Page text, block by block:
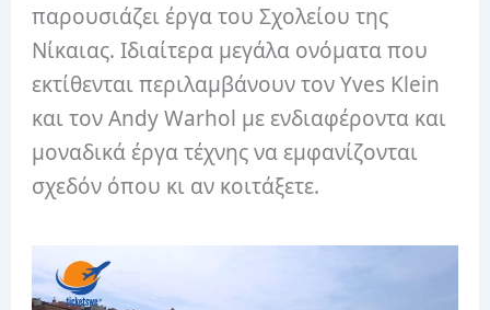
παρουσιάζει έργα του Σχολείου της
Νίκαιας. Ιδιαίτερα μεγάλα ονόματα που
εκτίθενται περιλαμβάνουν τον Yves Klein
και τον Andy Warhol με ενδιαφέροντα και
μοναδικά έργα τέχνης να εμφανίζονται
σχεδόν όπου κι αν κοιτάξετε.